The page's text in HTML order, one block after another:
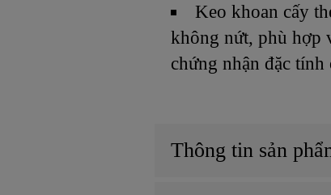
Keo khoan cấy
không nứt, phù hợp
chứng nhận đặc
Thông tin sản